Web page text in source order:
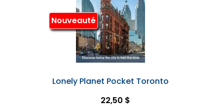
Nouveauté
Lonely Planet Pocket Toronto
22,50 $